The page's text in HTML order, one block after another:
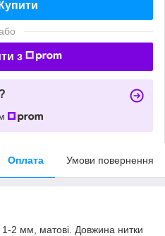
Купити
з
Оплата Умови повернення
1-2 мм, матові. Довжина нитки